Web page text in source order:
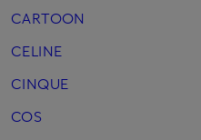
CARTOON
CELINE
CINQUE
COS